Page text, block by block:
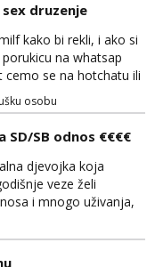
druzenje
kako bi rekli, i ako si
na whatsap
cemo se na hotchatu ili
gacice i gole slikice :)
osobu
SD/SB odnos €€€€
djevojka koja
veze želi
i mnogo uživanja,
Moguća i
nam se interesi
i lijepe